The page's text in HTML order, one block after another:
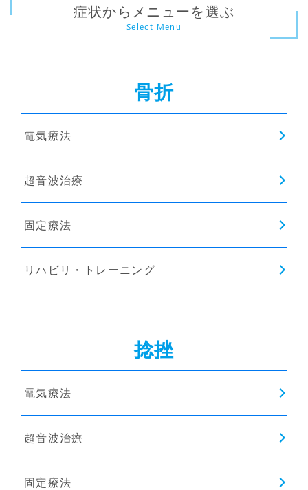
症状からメニューを選ぶ
Select Menu
骨折
電気療法
超音波治療
固定療法
リハビリ・トレーニング
捻挫
電気療法
超音波治療
固定療法